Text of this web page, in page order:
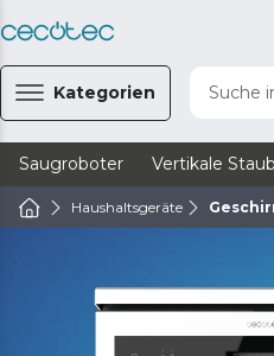
Kategorien Suche
Saugroboter Vertikale
Haushaltsgeräte